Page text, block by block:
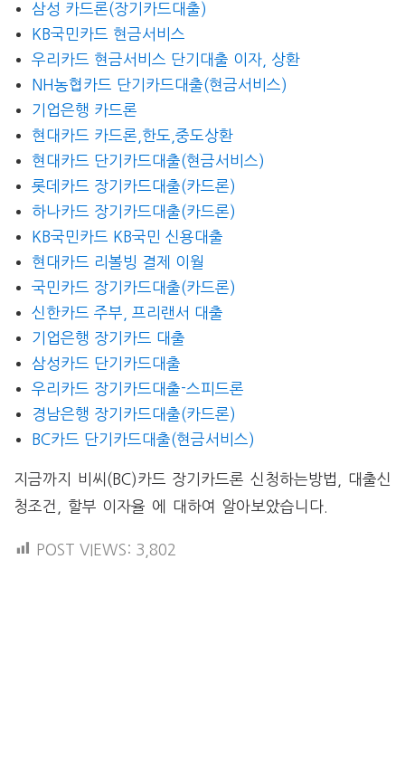
삼성 카드론(장기카드대출)
KB국민카드 현금서비스
우리카드 현금서비스 단기대출 이자, 상환
NH농협카드 단기카드대출(현금서비스)
기업은행 카드론
현대카드 카드론,한도,중도상환
현대카드 단기카드대출(현금서비스)
롯데카드 장기카드대출(카드론)
하나카드 장기카드대출(카드론)
KB국민카드 KB국민 신용대출
현대카드 리볼빙 결제 이월
국민카드 장기카드대출(카드론)
신한카드 주부, 프리랜서 대출
기업은행 장기카드 대출
삼성카드 단기카드대출
우리카드 장기카드대출-스피드론
경남은행 장기카드대출(카드론)
BC카드 단기카드대출(현금서비스)
지금까지 비씨(BC)카드 장기카드론 신청하는방법, 대출신
청조건, 할부 이자율 에 대하여 알아보았습니다.
POST VIEWS: 3,802